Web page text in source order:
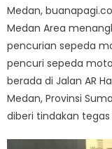
Medan,
Medan Area
pencurian sepeda
pencuri sepeda
berada di Jalan AR
Medan, Provinsi
diberi tindakan